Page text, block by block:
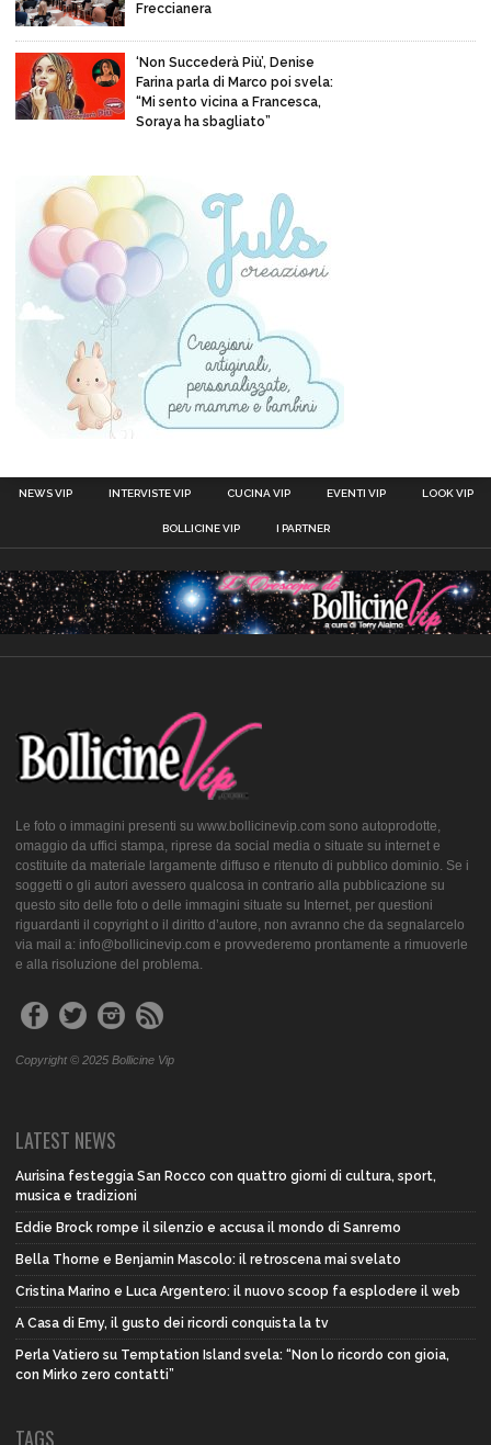
Freccianera
‘Non Succederà Più’, Denise
Farina parla di Marco poi svela:
“Mi sento vicina a Francesca,
Soraya ha sbagliato”
NEWS VIP INTERVISTE VIP CUCINA VIP EVENTI VIP LOOK VIP
BOLLICINE VIP I PARTNER
Le foto o immagini presenti su www.bollicinevip.com sono autoprodotte,
omaggio da uffici stampa, riprese da social media o situate su internet e
costituite da materiale largamente diffuso e ritenuto di pubblico dominio. Se i
soggetti o gli autori avessero qualcosa in contrario alla pubblicazione su
questo sito delle foto o delle immagini situate su Internet, per questioni
riguardanti il copyright o il diritto d’autore, non avranno che da segnalarcelo
via mail a: info@bollicinevip.com e provvederemo prontamente a rimuoverle
e alla risoluzione del problema.
Copyright © 2025 Bollicine Vip
LATEST NEWS
Aurisina festeggia San Rocco con quattro giorni di cultura, sport,
musica e tradizioni
Eddie Brock rompe il silenzio e accusa il mondo di Sanremo
Bella Thorne e Benjamin Mascolo: il retroscena mai svelato
Cristina Marino e Luca Argentero: il nuovo scoop fa esplodere il web
A Casa di Emy, il gusto dei ricordi conquista la tv
Perla Vatiero su Temptation Island svela: “Non lo ricordo con gioia,
con Mirko zero contatti”
TAGS